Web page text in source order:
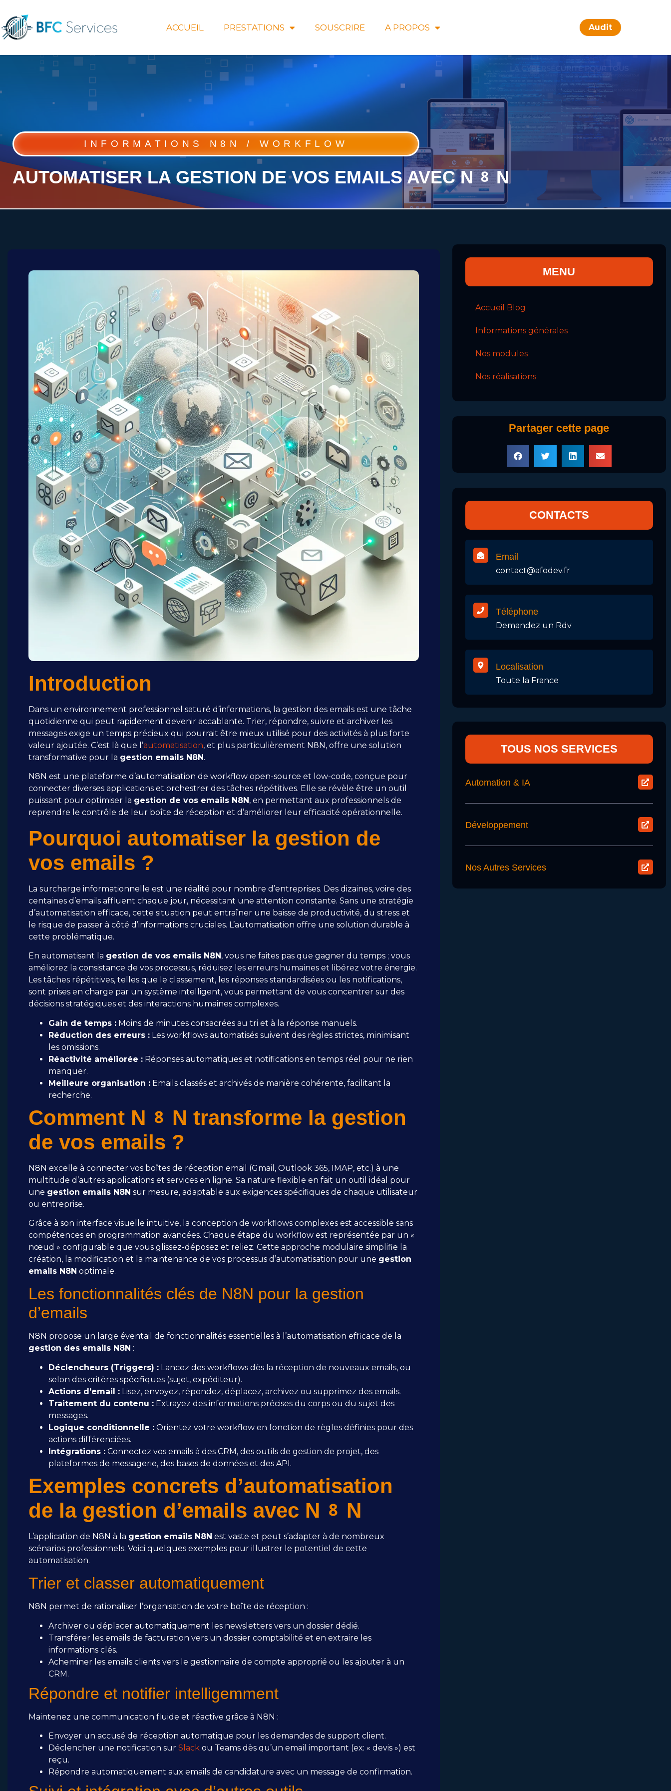
ACCUEIL PRESTATIONS SOUSCRIRE A PROPOS Audit
INFORMATIONS N8N / WORKFLOW
AUTOMATISER LA GESTION DE VOS EMAILS AVEC N8N
Introduction
Dans un environnement professionnel saturé d’informations, la gestion des emails est une tâche
quotidienne qui peut rapidement devenir accablante. Trier, répondre, suivre et archiver les
messages exige un temps précieux qui pourrait être mieux utilisé pour des activités à plus forte
valeur ajoutée. C’est là que l’automatisation, et plus particulièrement N8N, offre une solution
transformative pour la gestion emails N8N.
N8N est une plateforme d’automatisation de workflow open-source et low-code, conçue pour
connecter diverses applications et orchestrer des tâches répétitives. Elle se révèle être un outil
puissant pour optimiser la gestion de vos emails N8N , en permettant aux professionnels de
reprendre le contrôle de leur boîte de réception et d’améliorer leur efficacité opérationnelle.
Pourquoi automatiser la gestion de
vos emails ?
La surcharge informationnelle est une réalité pour nombre d’entreprises. Des dizaines, voire des
centaines d’emails affluent chaque jour, nécessitant une attention constante. Sans une stratégie
d’automatisation efficace, cette situation peut entraîner une baisse de productivité, du stress et
le risque de passer à côté d’informations cruciales. L’automatisation offre une solution durable à
cette problématique.
En automatisant la gestion de vos emails N8N , vous ne faites pas que gagner du temps ; vous
améliorez la consistance de vos processus, réduisez les erreurs humaines et libérez votre énergie.
Les tâches répétitives, telles que le classement, les réponses standardisées ou les notifications,
sont prises en charge par un système intelligent, vous permettant de vous concentrer sur des
décisions stratégiques et des interactions humaines complexes.
Gain de temps : Moins de minutes consacrées au tri et à la réponse manuels.
Réduction des erreurs : Les workflows automatisés suivent des règles strictes, minimisant
les omissions.
Réactivité améliorée : Réponses automatiques et notifications en temps réel pour ne rien
manquer.
Meilleure organisation : Emails classés et archivés de manière cohérente, facilitant la
recherche.
Comment N8N transforme la gestion
de vos emails ?
N8N excelle à connecter vos boîtes de réception email (Gmail, Outlook 365, IMAP, etc.) à une
multitude d’autres applications et services en ligne. Sa nature flexible en fait un outil idéal pour
une gestion emails N8N sur mesure, adaptable aux exigences spécifiques de chaque utilisateur
ou entreprise.
Grâce à son interface visuelle intuitive, la conception de workflows complexes est accessible sans
compétences en programmation avancées. Chaque étape du workflow est représentée par un «
nœud » configurable que vous glissez-déposez et reliez. Cette approche modulaire simplifie la
création, la modification et la maintenance de vos processus d’automatisation pour une gestion
emails N8N optimale.
Les fonctionnalités clés de N8N pour la gestion
d’emails
N8N propose un large éventail de fonctionnalités essentielles à l’automatisation efficace de la
gestion des emails N8N :
Déclencheurs (Triggers) : Lancez des workflows dès la réception de nouveaux emails, ou
selon des critères spécifiques (sujet, expéditeur).
Actions d’email : Lisez, envoyez, répondez, déplacez, archivez ou supprimez des emails.
Traitement du contenu : Extrayez des informations précises du corps ou du sujet des
messages.
Logique conditionnelle : Orientez votre workflow en fonction de règles définies pour des
actions différenciées.
Intégrations : Connectez vos emails à des CRM, des outils de gestion de projet, des
plateformes de messagerie, des bases de données et des API.
Exemples concrets d’automatisation
de la gestion d’emails avec N8N
L’application de N8N à la gestion emails N8N est vaste et peut s’adapter à de nombreux
scénarios professionnels. Voici quelques exemples pour illustrer le potentiel de cette
automatisation.
Trier et classer automatiquement
N8N permet de rationaliser l’organisation de votre boîte de réception :
Archiver ou déplacer automatiquement les newsletters vers un dossier dédié.
Transférer les emails de facturation vers un dossier comptabilité et en extraire les
informations clés.
Acheminer les emails clients vers le gestionnaire de compte approprié ou les ajouter à un
CRM.
Répondre et notifier intelligemment
Maintenez une communication fluide et réactive grâce à N8N :
Envoyer un accusé de réception automatique pour les demandes de support client.
Déclencher une notification sur Slack ou Teams dès qu’un email important (ex: « devis ») est
reçu.
Répondre automatiquement aux emails de candidature avec un message de confirmation.
MENU
Accueil Blog
Informations générales
Nos modules
Nos réalisations
Partager cette page
CONTACTS
Email
contact@afodev.fr
Téléphone
Demandez un Rdv
Localisation
Toute la France
TOUS NOS SERVICES
Automation & IA
Développement
Nos Autres Services